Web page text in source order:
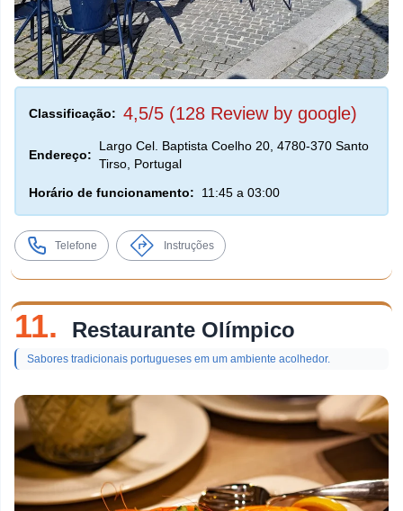
Classificação: 4,5/5 (128 Review by google)
Endereço:
Largo Cel. Baptista Coelho 20, 4780-370 Santo
Tirso, Portugal
Horário de funcionamento:
11:45 a 03:00
Telefone Instruções
11. Restaurante Olímpico
Sabores tradicionais portugueses em um ambiente acolhedor.